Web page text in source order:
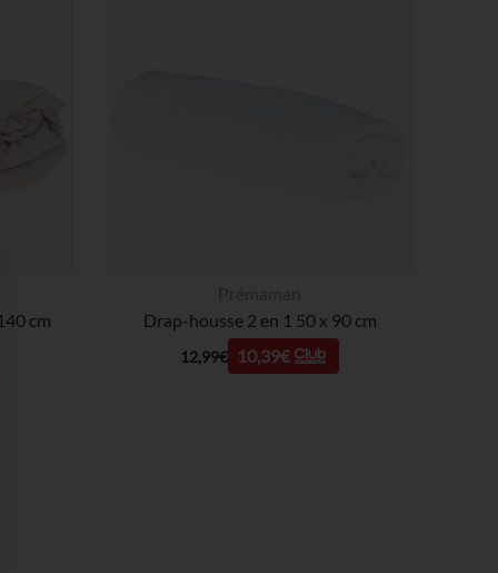
cm Drap-housse 2 en 1 50 x 90 cm
12,99€ 10,39€